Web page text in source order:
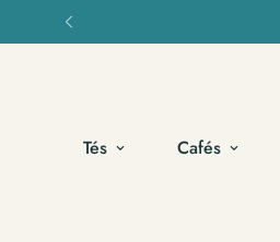
Tés Cafés